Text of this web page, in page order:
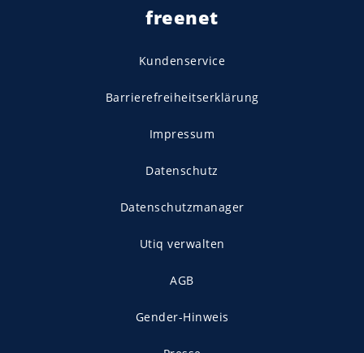
freenet
Kundenservice
Barrierefreiheitserklärung
Impressum
Datenschutz
Datenschutzmanager
Utiq verwalten
AGB
Gender-Hinweis